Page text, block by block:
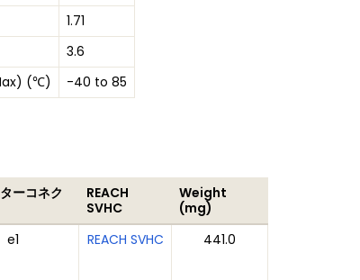
1.71
3.6
(℃)
-40 to 85
ーコネク
REACH
SVHC
Weight
(mg)
e1 REACH SVHC 441.0